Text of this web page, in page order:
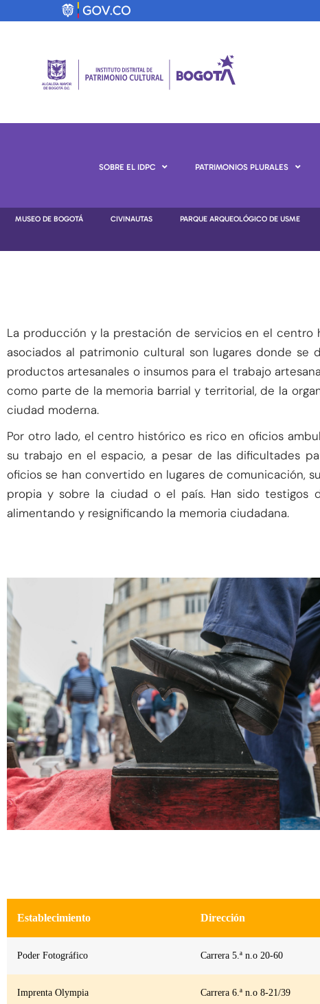
SOBRE EL IDPC PATRIMONIOS PLURALES
MUSEO DE BOGOTÁ CIVINAUTAS PARQUE ARQUEOLÓGICO DE USME
La producción y la prestación de servicios en el centro
asociados al patrimonio cultural son lugares donde se
productos artesanales o insumos para el trabajo
como parte de la memoria barrial y territorial, de la
ciudad moderna.
Por otro lado, el centro histórico es rico en oficios
su trabajo en el espacio, a pesar de las dificultades
oficios se han convertido en lugares de comunicación,
propia y sobre la ciudad o el país. Han sido testigos
alimentando y resignificando la memoria ciudadana.
Establecimiento Dirección
Poder Fotográfico Carrera 5.ª n.o 20-60
Imprenta Olympia Carrera 6.ª n.o 8-21/39